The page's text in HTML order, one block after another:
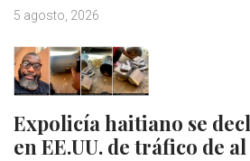
5 agosto, 2026
Expolicía haitiano se
en EE.UU. de tráfico de